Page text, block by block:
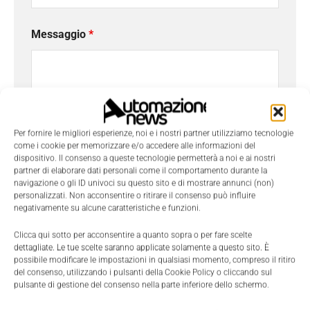
Per fornire le migliori esperienze, noi e i nostri partner utilizziamo tecnologie
come i cookie per memorizzare e/o accedere alle informazioni del
dispositivo. Il consenso a queste tecnologie permetterà a noi e ai nostri
partner di elaborare dati personali come il comportamento durante la
navigazione o gli ID univoci su questo sito e di mostrare annunci (non)
personalizzati. Non acconsentire o ritirare il consenso può influire
negativamente su alcune caratteristiche e funzioni.
Clicca qui sotto per acconsentire a quanto sopra o per fare scelte
dettagliate. Le tue scelte saranno applicate solamente a questo sito. È
possibile modificare le impostazioni in qualsiasi momento, compreso il ritiro
del consenso, utilizzando i pulsanti della Cookie Policy o cliccando sul
pulsante di gestione del consenso nella parte inferiore dello schermo.
Messaggio *
Ho letto e compreso l'Informativa sulla Privacy
do il consenso al trattamento dei dati da parte di
Tecniche Nuove